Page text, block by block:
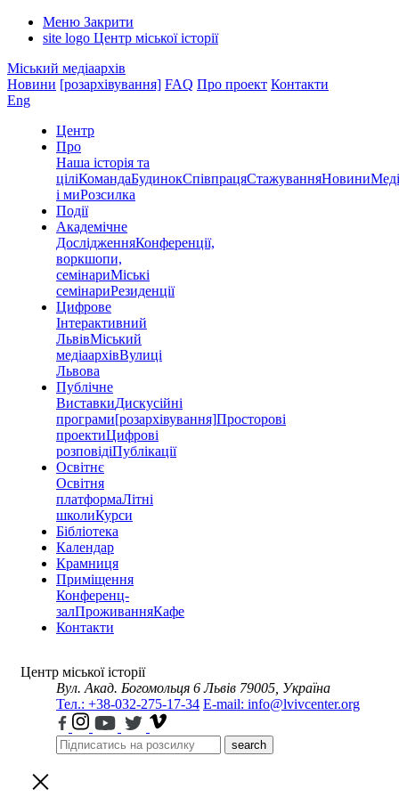
Меню Закрити
site logo Центр міської історії
Міський медіаархів
Новини [розархівування] FAQ Про проект Контакти
Eng
Центр
Про
Наша історія та
ціліКомандаБудинокСпівпрацяСтажуванняНовини
і миРозсилка
Події
Академічне
ДослідженняКонференції,
воркшопи,
семінариМіські
семінариРезиденції
Цифрове
Інтерактивний
ЛьвівМіський
медіаархівВулиці
Львова
Публічне
ВиставкиДискусійні
програми[розархівування]Просторові
проектиЦифрові
розповідіПублікації
Освітнє
Освітня
платформаЛітні
школиКурси
Бібліотека
Календар
Крамниця
Приміщення
Конференц-
залПроживанняКафе
Контакти
Центр міської історії
Вул. Акад. Богомольця 6 Львів 79005, Україна
Тел.: +38-032-275-17-34 E-mail: info@lvivcenter.org
search